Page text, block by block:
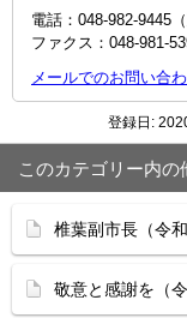
電話：048‐982‐9445（
ファクス：048-981-
メールでのお問い合
登録日:
このカテゴリー内の
椎葉副市長（令
敬意と感謝を（